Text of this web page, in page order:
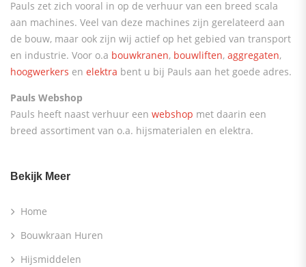
Pauls zet zich vooral in op de verhuur van een breed scala
aan machines. Veel van deze machines zijn gerelateerd aan
de bouw, maar ook zijn wij actief op het gebied van transport
en industrie. Voor o.a bouwkranen, bouwliften, aggregaten,
hoogwerkers en elektra bent u bij Pauls aan het goede adres.
Pauls Webshop
Pauls heeft naast verhuur een webshop met daarin een
breed assortiment van o.a. hijsmaterialen en elektra.
Bekijk Meer
Home
Bouwkraan Huren
Hijsmiddelen